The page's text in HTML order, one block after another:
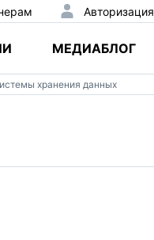
Авторизация
МЕДИАБЛОГ
хранения данных